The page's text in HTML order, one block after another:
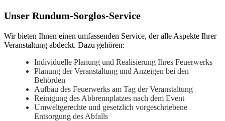
Unser Rundum-Sorglos-Service
Wir bieten Ihnen einen umfassenden Service, der alle Aspekte Ihrer
Veranstaltung abdeckt. Dazu gehören:
Individuelle Planung und Realisierung Ihres Feuerwerks
Planung der Veranstaltung und Anzeigen bei den
Behörden
Aufbau des Feuerwerks am Tag der Veranstaltung
Reinigung des Abbrennplatzes nach dem Event
Umweltgerechte und gesetzlich vorgeschriebene
Entsorgung des Abfalls